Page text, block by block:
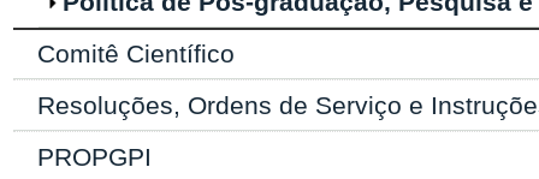
Comitê Científico
Resoluções, Ordens de Serviço e
PROPGPI